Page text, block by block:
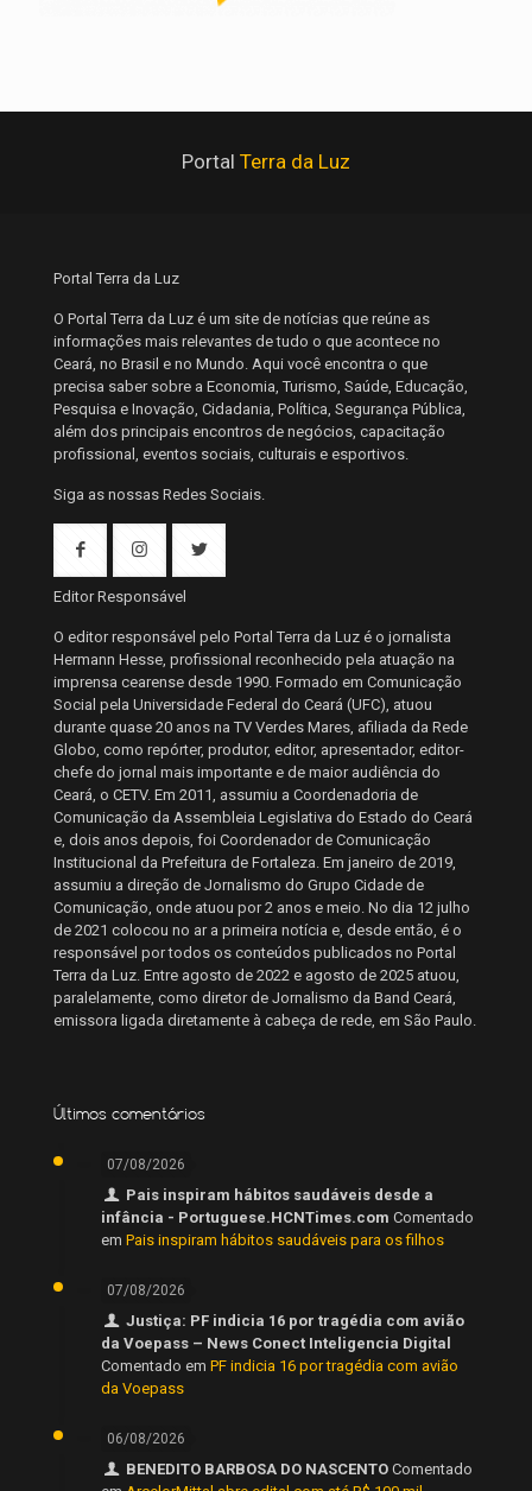
Portal Terra da Luz
Portal Terra da Luz
O Portal Terra da Luz é um site de notícias que reúne as
informações mais relevantes de tudo o que acontece no
Ceará, no Brasil e no Mundo. Aqui você encontra o que
precisa saber sobre a Economia, Turismo, Saúde, Educação,
Pesquisa e Inovação, Cidadania, Política, Segurança Pública,
além dos principais encontros de negócios, capacitação
profissional, eventos sociais, culturais e esportivos.
Siga as nossas Redes Sociais.
Editor Responsável
O editor responsável pelo Portal Terra da Luz é o jornalista
Hermann Hesse, profissional reconhecido pela atuação na
imprensa cearense desde 1990. Formado em Comunicação
Social pela Universidade Federal do Ceará (UFC), atuou
durante quase 20 anos na TV Verdes Mares, afiliada da Rede
Globo, como repórter, produtor, editor, apresentador, editor-
chefe do jornal mais importante e de maior audiência do
Ceará, o CETV. Em 2011, assumiu a Coordenadoria de
Comunicação da Assembleia Legislativa do Estado do Ceará
e, dois anos depois, foi Coordenador de Comunicação
Institucional da Prefeitura de Fortaleza. Em janeiro de 2019,
assumiu a direção de Jornalismo do Grupo Cidade de
Comunicação, onde atuou por 2 anos e meio. No dia 12 julho
de 2021 colocou no ar a primeira notícia e, desde então, é o
responsável por todos os conteúdos publicados no Portal
Terra da Luz. Entre agosto de 2022 e agosto de 2025 atuou,
paralelamente, como diretor de Jornalismo da Band Ceará,
emissora ligada diretamente à cabeça de rede, em São Paulo.
Últimos comentários
07/08/2026
Pais inspiram hábitos saudáveis desde a
infância - Portuguese.HCNTimes.com Comentado
em Pais inspiram hábitos saudáveis para os filhos
07/08/2026
Justiça: PF indicia 16 por tragédia com avião
da Voepass – News Conect Inteligencia Digital
Comentado em PF indicia 16 por tragédia com avião
da Voepass
06/08/2026
BENEDITO BARBOSA DO NASCENTO Comentado